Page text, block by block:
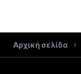
Αρχική σελίδα